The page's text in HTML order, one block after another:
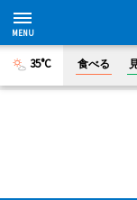
35°C 食べる